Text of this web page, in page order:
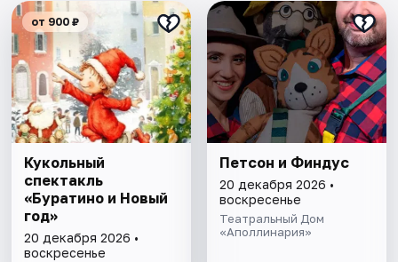
от 900 ₽
Кукольный
спектакль
«Буратино и Новый
год»
20 декабря 2026 •
воскресенье
Петсон и Финдус
20 декабря 2026 •
воскресенье
Театральный Дом
«Аполлинария»